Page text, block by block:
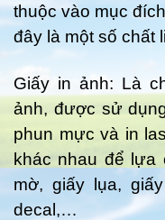
thuộc vào mục
đây là một số chất
Giấy in ảnh: Là
ảnh, được sử
phun mực và in
khác nhau để lựa
mờ, giấy lụa,
decal,…